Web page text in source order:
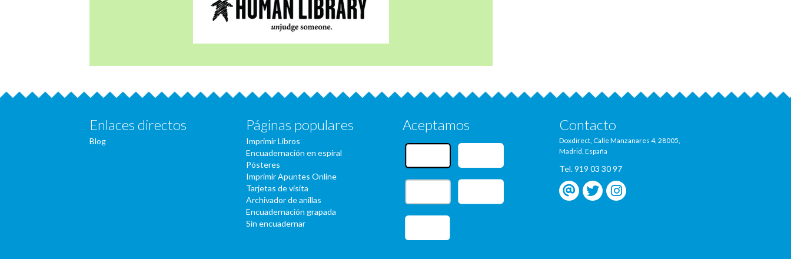
Enlaces directos
Blog
Páginas populares
Imprimir Libros
Encuadernación en espiral
Pósteres
Imprimir Apuntes Online
Tarjetas de visita
Archivador de anillas
Encuadernación grapada
Sin encuadernar
Aceptamos Contacto
Doxdirect, Calle Manzanares 4, 28005,
Madrid, España
Tel. 919 03 30 97